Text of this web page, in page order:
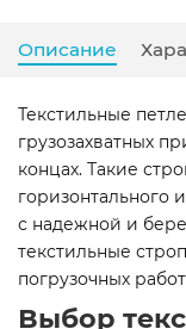
Описание
Текстильные
грузозахватных
концах. Такие
горизонтального
с надежной и
текстильные
погрузочных
Выбор